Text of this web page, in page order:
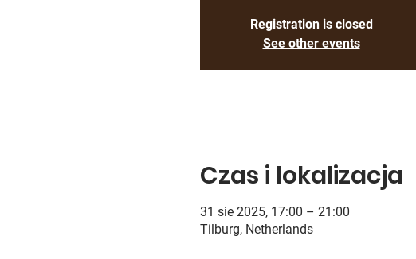
Registration is closed
See other events
Czas i lokalizacja
31 sie 2025, 17:00 – 21:00
Tilburg, Netherlands